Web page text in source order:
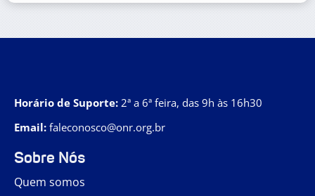
Horário de Suporte: 2ª a 6ª feira, das 9h às 16h30
Email: faleconosco@onr.org.br
Sobre Nós
Quem somos